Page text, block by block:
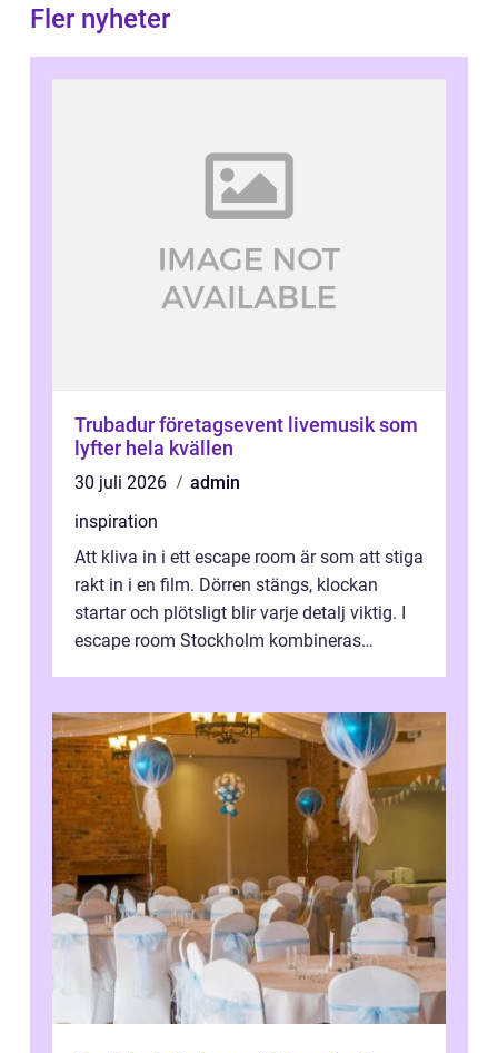
Fler nyheter
Trubadur företagsevent livemusik som
lyfter hela kvällen
30 juli 2026
admin
inspiration
Att kliva in i ett escape room är som att stiga
rakt in i en film. Dörren stängs, klockan
startar och plötsligt blir varje detalj viktig. I
escape room Stockholm kombineras